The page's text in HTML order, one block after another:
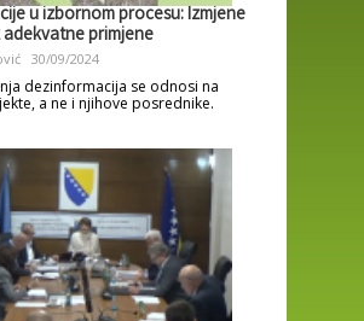
u izbornom procesu: Izmjene
primjene
30/09/2024
dezinformacija se odnosi na
a ne i njihove posrednike.